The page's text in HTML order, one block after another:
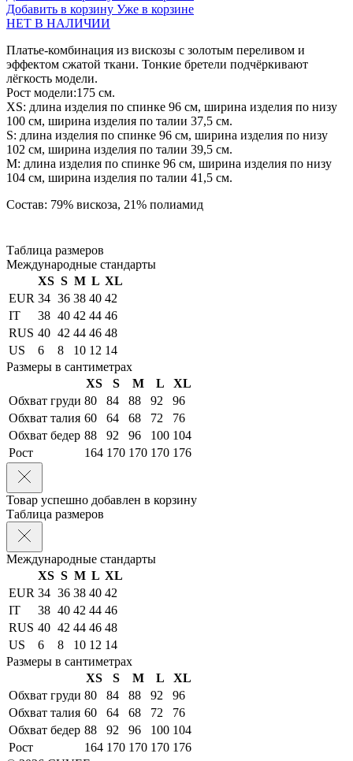
Добавить в корзину Уже в корзине
НЕТ В НАЛИЧИИ
Платье-комбинация из вискозы с золотым переливом и
эффектом сжатой ткани. Тонкие бретели подчёркивают
лёгкость модели.
Рост модели:175 см.
ХS: длина изделия по спинке 96 см, ширина изделия по низу
100 см, ширина изделия по талии 37,5 см.
S: длина изделия по спинке 96 см, ширина изделия по низу
102 см, ширина изделия по талии 39,5 см.
М: длина изделия по спинке 96 см, ширина изделия по низу
104 см, ширина изделия по талии 41,5 см.
Состав: 79% вискоза, 21% полиамид
Таблица размеров
Международные стандарты
XS S M L XL
EUR 34 36 38 40 42
IT
38 40 42 44 46
RUS 40 42 44 46 48
US
6 8 10 12 14
Размеры в сантиметрах
XS
S M L
XL
Обхват груди 80 84 88 92
96
Обхват талия 60 64 68 72
76
Обхват бедер 88 92 96 100 104
Рост
164 170 170 170 176
Товар успешно добавлен в корзину
Таблица размеров
Международные стандарты
XS S M L XL
EUR 34 36 38 40 42
IT
38 40 42 44 46
RUS 40 42 44 46 48
US
6 8 10 12 14
Размеры в сантиметрах
XS
S M L
XL
Обхват груди 80 84 88 92
96
Обхват талия 60 64 68 72
76
Обхват бедер 88 92 96 100 104
Рост
164 170 170 170 176